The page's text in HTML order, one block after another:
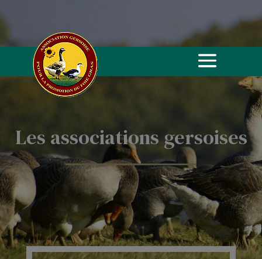
Les associations gersoises